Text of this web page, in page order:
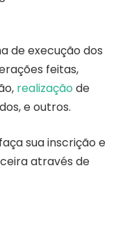
de execução dos
feitas,
realizaçãode
e outros.
sua inscrição e
através de